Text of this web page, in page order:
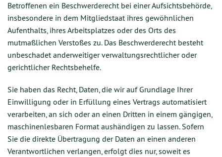
Betroffenen ein Beschwerderecht bei einer Aufsichtsbehörde,
insbesondere in dem Mitgliedstaat ihres gewöhnlichen
Aufenthalts, ihres Arbeitsplatzes oder des Orts des
mutmaßlichen Verstoßes zu. Das Beschwerderecht besteht
unbeschadet anderweitiger verwaltungsrechtlicher oder
gerichtlicher Rechtsbehelfe.
Sie haben das Recht, Daten, die wir auf Grundlage Ihrer
Einwilligung oder in Erfüllung eines Vertrags automatisiert
verarbeiten, an sich oder an einen Dritten in einem gängigen,
maschinenlesbaren Format aushändigen zu lassen. Sofern
Sie die direkte Übertragung der Daten an einen anderen
Verantwortlichen verlangen, erfolgt dies nur, soweit es